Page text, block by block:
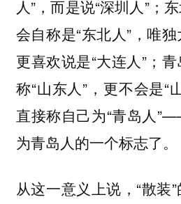
人”，而是说“深圳人”；
会自称是“东北人”，唯
更喜欢说是“大连人”；
称“山东人”，更不会是“
直接称自己为“青岛人
为青岛人的一个标志了。
从这一意义上说，“散装